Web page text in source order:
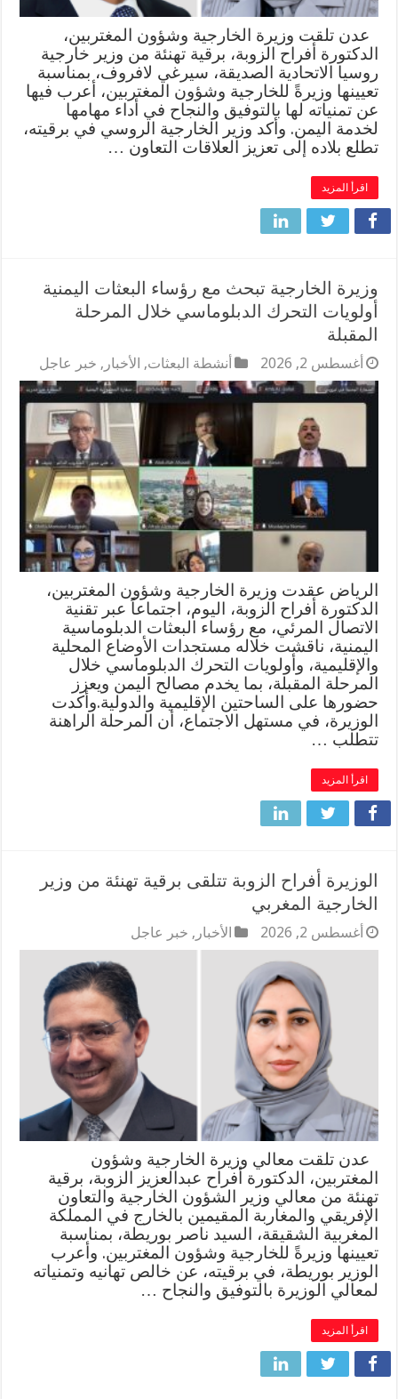
عدن تلقت وزيرة الخارجية وشؤون المغتربين،
الدكتورة أفراح الزوبة، برقية تهنئة من وزير خارجية
روسيا الاتحادية الصديقة، سيرغي لافروف، بمناسبة
تعيينها وزيرةً للخارجية وشؤون المغتربين، أعرب فيها
عن تمنياته لها بالتوفيق والنجاح في أداء مهامها
لخدمة اليمن. وأكد وزير الخارجية الروسي في برقيته،
تطلع بلاده إلى تعزيز العلاقات التعاون …
اقرأ المزيد
وزيرة الخارجية تبحث مع رؤساء البعثات اليمنية
أولويات التحرك الدبلوماسي خلال المرحلة
المقبلة
أغسطس 2, 2026 أنشطة البعثات, الأخبار , خبر عاجل
الرياض عقدت وزيرة الخارجية وشؤون المغتربين،
الدكتورة أفراح الزوبة، اليوم، اجتماعاً عبر تقنية
الاتصال المرئي، مع رؤساء البعثات الدبلوماسية
اليمنية، ناقشت خلاله مستجدات الأوضاع المحلية
والإقليمية، وأولويات التحرك الدبلوماسي خلال
المرحلة المقبلة، بما يخدم مصالح اليمن ويعزز
حضورها على الساحتين الإقليمية والدولية.وأكدت
الوزيرة، في مستهل الاجتماع، أن المرحلة الراهنة
تتطلب …
اقرأ المزيد
الوزيرة أفراح الزوبة تتلقى برقية تهنئة من وزير
الخارجية المغربي
أغسطس 2, 2026 الأخبار , خبر عاجل
عدن تلقت معالي وزيرة الخارجية وشؤون
المغتربين، الدكتورة أفراح عبدالعزيز الزوبة، برقية
تهنئة من معالي وزير الشؤون الخارجية والتعاون
الإفريقي والمغاربة المقيمين بالخارج في المملكة
المغربية الشقيقة، السيد ناصر بوريطة، بمناسبة
تعيينها وزيرةً للخارجية وشؤون المغتربين. وأعرب
الوزير بوريطة، في برقيته، عن خالص تهانيه وتمنياته
لمعالي الوزيرة بالتوفيق والنجاح …
اقرأ المزيد